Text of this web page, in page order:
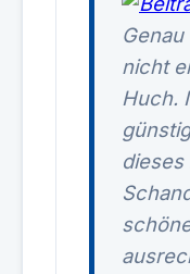
nicht
Huch.
dieses